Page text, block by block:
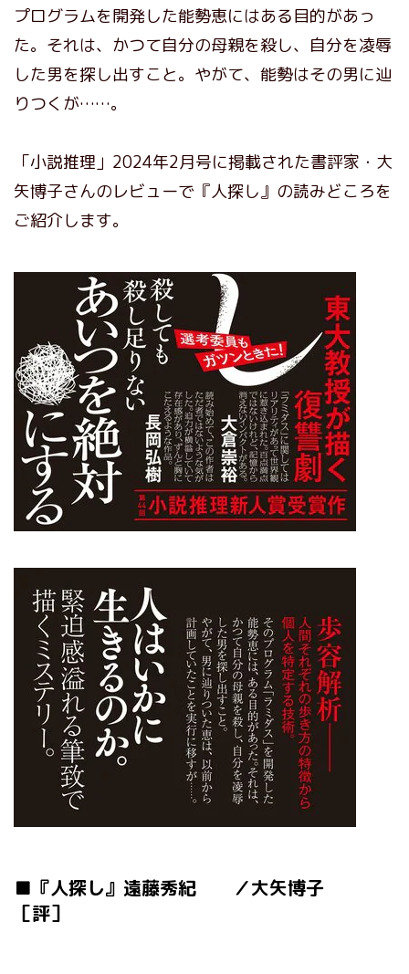
プログラムを開発した能勢恵にはある目的があっ
た。それは、かつて自分の母親を殺し、自分を凌辱
した男を探し出すこと。やがて、能勢はその男に辿
りつくが……。
「小説推理」2024年2月号に掲載された書評家・大
矢博子さんのレビューで『人探し』の読みどころを
ご紹介します。
■『人探し』遠藤秀紀 ／大矢博子
［評］